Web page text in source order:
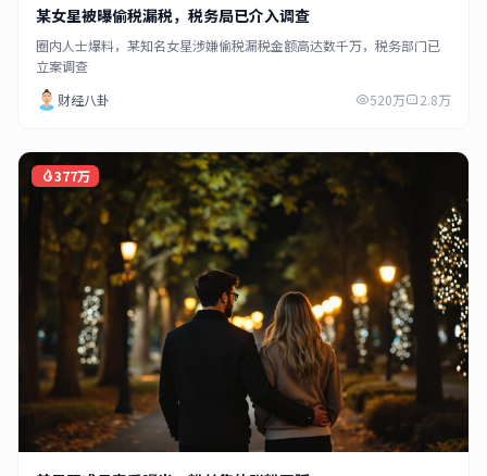
某女星被曝偷税漏税，税务局已介入调查
圈内人士爆料，某知名女星涉嫌偷税漏税金额高达数千万，税务部门已
立案调查
财经八卦
520万 2.8万
377万